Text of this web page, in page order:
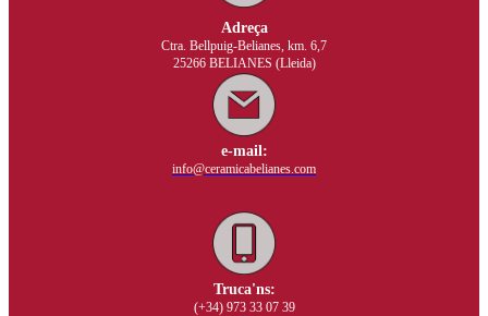
Adreça
Ctra. Bellpuig-Belianes, km. 6,7
25266 BELIANES (Lleida)
e-mail:
info@ceramicabelianes.com
Truca'ns:
(+34) 973 33 07 39